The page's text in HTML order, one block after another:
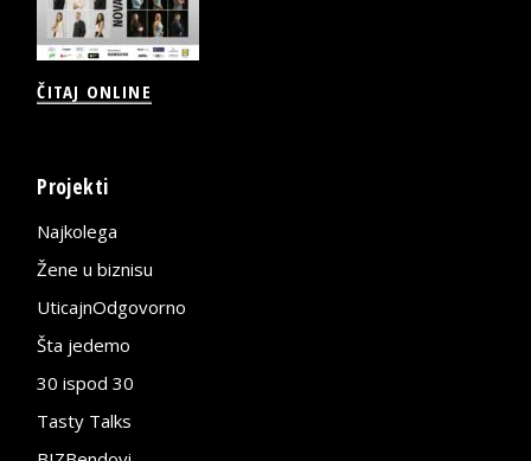
ČITAJ ONLINE
Projekti
Najkolega
Žene u biznisu
UticajnOdgovorno
Šta jedemo
30 ispod 30
Tasty Talks